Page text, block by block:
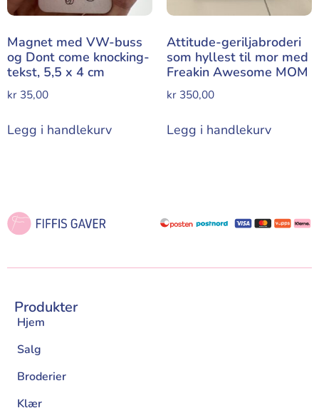
Magnet med VW-buss
og Dont come knocking-
tekst, 5,5 x 4 cm
kr 35,00
Legg i handlekurv
Attitude-geriljabroderi
som hyllest til mor med
Freakin Awesome MOM
kr 350,00
Legg i handlekurv
Produkter
Hjem
Salg
Broderier
Klær